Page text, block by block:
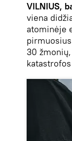
VILNIUS,
viena
atominėje
30